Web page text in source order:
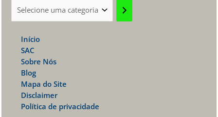
Selecione
uma
categoria
Início
SAC
Sobre Nós
Blog
Mapa do Site
Disclaimer
Política de privacidade